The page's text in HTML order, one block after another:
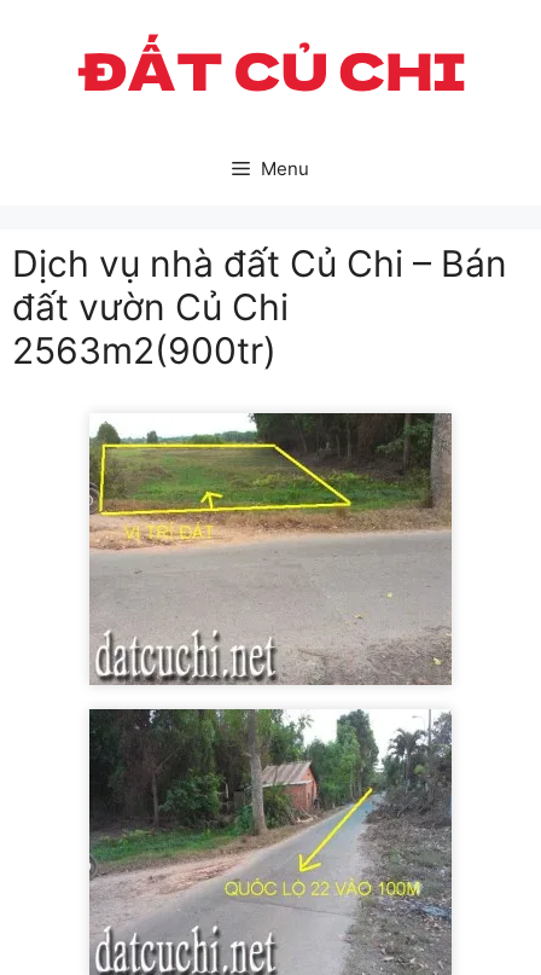
Menu
Dịch vụ nhà đất Củ Chi – Bán
đất vườn Củ Chi
2563m2(900tr)